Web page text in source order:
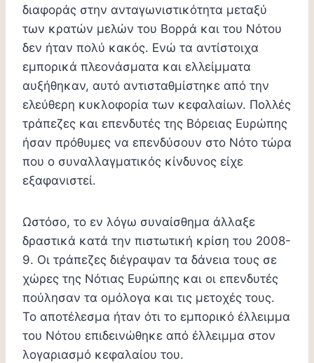
διαφοράς στην ανταγωνιστικότητα μεταξύ
των κρατών μελών του Βορρά και του Νότου
δεν ήταν πολύ κακός. Ενώ τα αντίστοιχα
εμπορικά πλεονάσματα και ελλείμματα
αυξήθηκαν, αυτό αντισταθμίστηκε από την
ελεύθερη κυκλοφορία των κεφαλαίων. Πολλές
τράπεζες και επενδυτές της Βόρειας Ευρώπης
ήσαν πρόθυμες να επενδύσουν στο Νότο τώρα
που ο συναλλαγματικός κίνδυνος είχε
εξαφανιστεί.
Ωστόσο, το εν λόγω συναίσθημα άλλαξε
δραστικά κατά την πιστωτική κρίση του 2008-
9. Οι τράπεζες διέγραψαν τα δάνεια τους σε
χώρες της Νότιας Ευρώπης και οι επενδυτές
πούλησαν τα ομόλογα και τις μετοχές τους.
Το αποτέλεσμα ήταν ότι το εμπορικό έλλειμμα
του Νότου επιδεινώθηκε από έλλειμμα στον
λογαριασμό κεφαλαίου του.